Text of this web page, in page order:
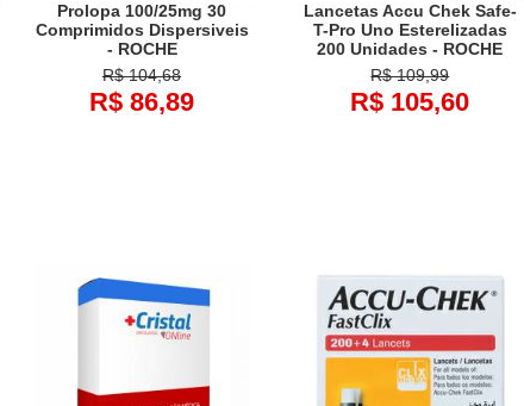
Prolopa 100/25mg 30
Comprimidos Dispersiveis
- ROCHE
R$ 104,68
R$ 86,89
Lancetas Accu Chek Safe-
T-Pro Uno Esterelizadas
200 Unidades - ROCHE
R$ 109,99
R$ 105,60